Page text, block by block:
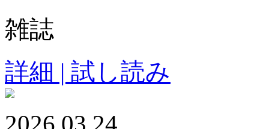
雑誌
詳細 | 試し読み